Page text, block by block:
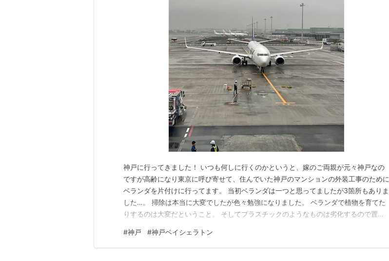
神戸に行ってきました！ いつも何しに行くのかというと、嫁のご両親が元々神戸なの
ですが高齢になり東京に呼び寄せて、住んでいた神戸のマンションの外装工事のために
ベランダを片付けに行ってます。 当初ベランダは一つと思ってましたが3箇所もありま
した…。 掃除は本当に大変でしたが色々勉強になりました。 ベランダで植物を育てた
りするのは大変だということ。 そしてプラスチックのようなものは劣化するので置か
ものスカイマークで羽田から行きます。 羽田で軽く腹ごしらえ。 嫁おすすめの蕎麦を
食べました。 旨し！ 保安検査場のすぐ近く…
#神戸 #神戸ベイシェラトン